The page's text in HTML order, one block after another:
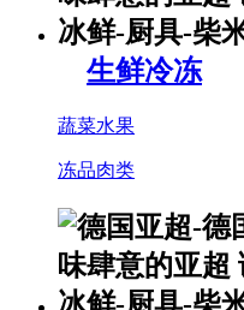
生鲜冷冻
蔬菜水果
冻品肉类